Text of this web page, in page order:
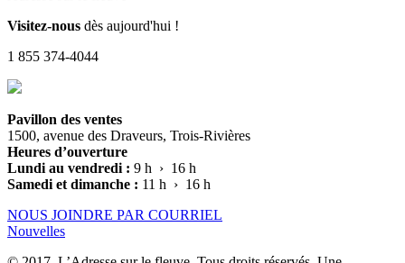
Visitez-nous dès aujourd'hui !
1 855 374-4044
Pavillon des ventes
1500, avenue des Draveurs, Trois-Rivières
Heures d’ouverture
Lundi au vendredi : 9 h › 16 h
Samedi et dimanche : 11 h › 16 h
NOUS JOINDRE PAR COURRIEL
Nouvelles